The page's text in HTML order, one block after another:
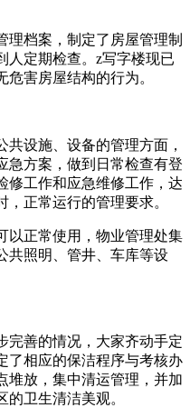
理档案，制定了房屋管理制
人定期检查。z写字楼现已
害房屋结构的行为。
设施、设备的管理方面，
急方案，做到日常检查有登
修工作和应急维修工作，达
正常运行的管理要求。
以正常使用，物业管理处集
共照明、管井、车库等设
完善的情况，大家齐动手定
了相应的保洁程序与考核办
堆放，集中清运管理，并加
卫生清洁美观。